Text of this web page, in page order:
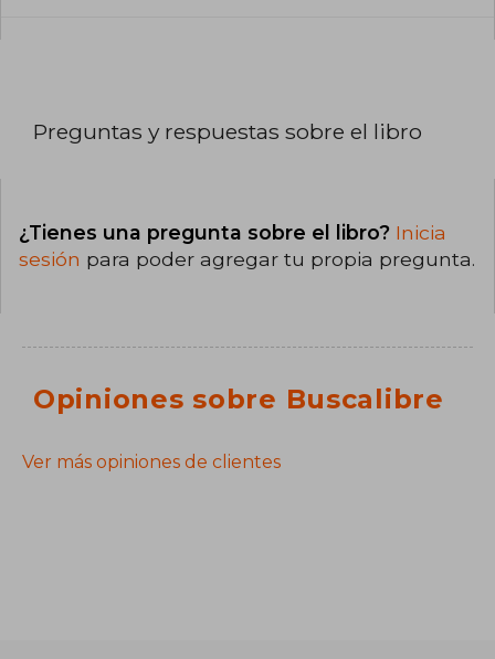
Preguntas y respuestas sobre el libro
¿Tienes una pregunta sobre el libro? Inicia
sesión para poder agregar tu propia pregunta.
Opiniones sobre Buscalibre
Ver más opiniones de clientes